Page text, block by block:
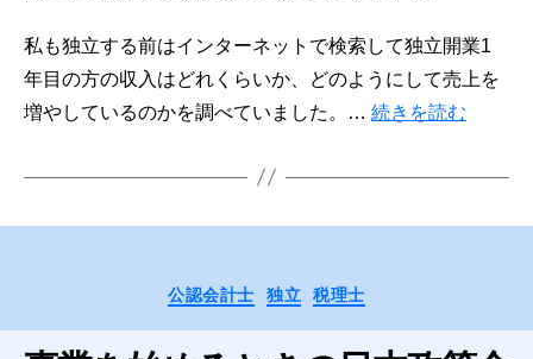
私も独立する前はインターネットで検索して独立開業1
年目の方の収入はどれくらいか、どのようにして売上を
増やしているのかを調べていました。… 続きを読む
カ
テ
ゴ
公認会計士 独立 税理士